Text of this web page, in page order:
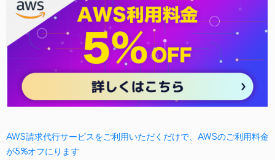
AWS請求代行サービスをご利用いただくだけで、AWSのご利用料金
が5%オフにります